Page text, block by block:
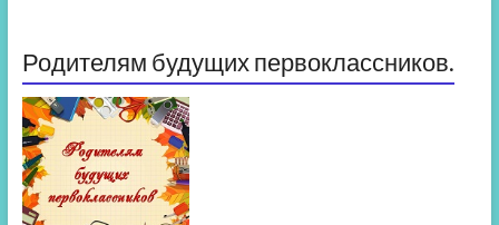
Родителям будущих первоклассников.